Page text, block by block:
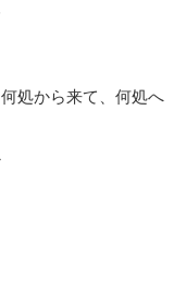
処から来て、何処へ